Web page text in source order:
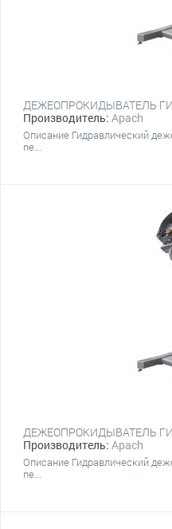
Производитель: Apach
Описание Гидравлический
ne...
Производитель: Apach
Описание Гидравлический
ne...